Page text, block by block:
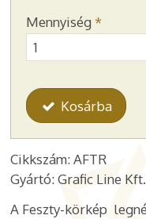
Mennyiség *
Kosárba
Cikkszám: AFTR
Gyártó: Grafic Line Kft.
A Feszty-körkép